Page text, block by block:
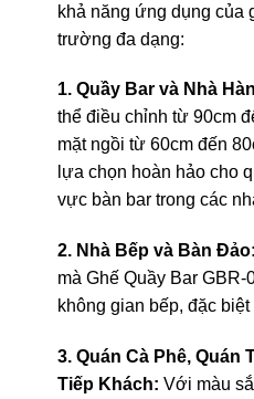
khả năng ứng dụng của
trường đa dạng:
1. Quầy Bar và Nhà
thể điều chỉnh từ 90cm
mặt ngồi từ 60cm đến
lựa chọn hoàn hảo cho
vực bàn bar trong các
2. Nhà Bếp và Bàn Đảo:
mà Ghế Quầy Bar
không gian bếp, đặc
3. Quán Cà Phê, Quán
Tiếp Khách: Với màu